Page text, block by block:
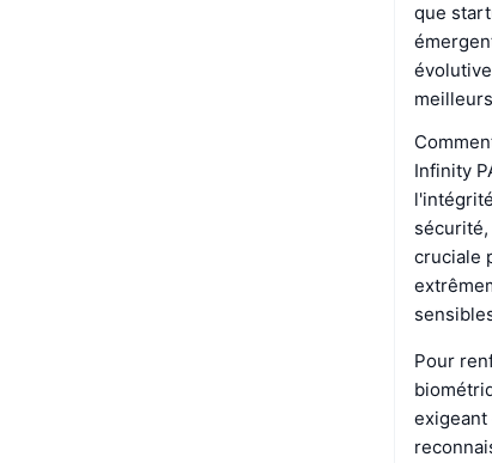
que
Infinity
cruciale
Pour